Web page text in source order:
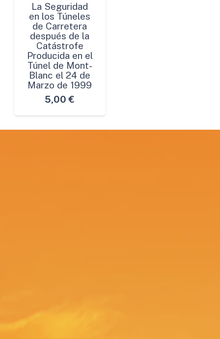
La Seguridad
en los Túneles
de Carretera
después de la
Catástrofe
Producida en el
Túnel de Mont-
Blanc el 24 de
Marzo de 1999
5,00 €